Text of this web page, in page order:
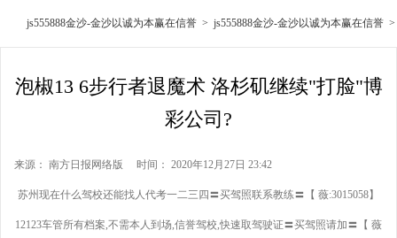
js555888金沙-金沙以诚为本赢在信誉 > js555888金沙-金沙以诚为本赢在信誉
泡椒13 6步行者退魔术 洛杉矶继续"打脸"博
彩公司?
来源： 南方日报网络版 时间： 2020年12月27日 23:42
苏州现在什么驾校还能找人代考一二三四〓买驾照联系教练〓【 薇:3015058】
12123车管所有档案,不需本人到场,信誉驾校,快速取驾驶证〓买驾照请加〓【 薇